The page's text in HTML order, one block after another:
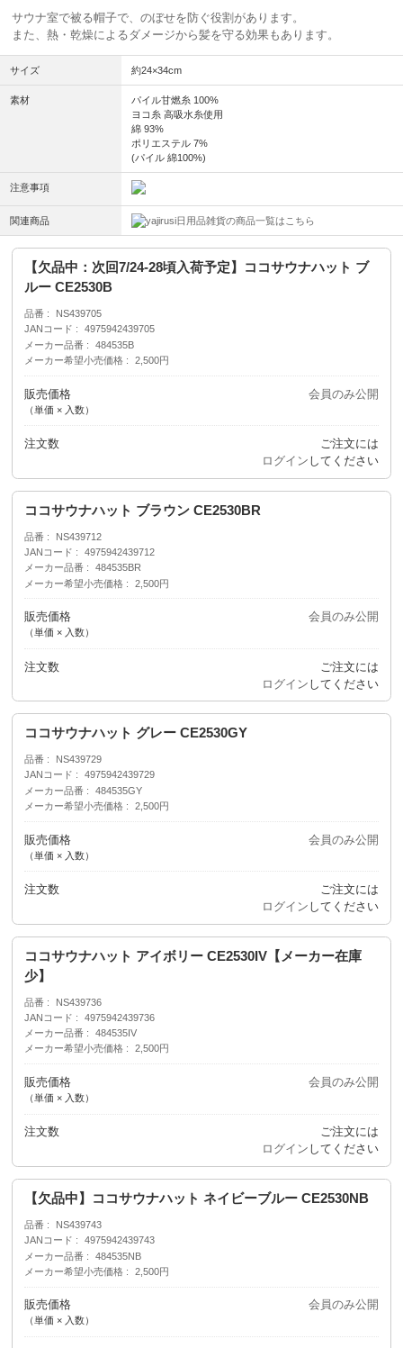
サウナ室で被る帽子で、のぼせを防ぐ役割があります。
また、熱・乾燥によるダメージから髪を守る効果もあります。
サイズ 約24×34cm
素材
パイル甘燃糸 100%
ヨコ糸 高吸水糸使用
綿 93%
ポリエステル 7%
(パイル 綿100%)
注意事項
関連商品 日用品雑貨の商品一覧はこちら
【欠品中：次回7/24-28頃入荷予定】ココサウナハット ブ
ルー CE2530B
品番
NS439705
JANコード
4975942439705
メーカー品番
484535B
メーカー希望小売価格
2,500円
販売価格
（単価 × 入数）
会員のみ公開
注文数
ご注文には
ログイン してください
ココサウナハット ブラウン CE2530BR
品番
NS439712
JANコード
4975942439712
メーカー品番
484535BR
メーカー希望小売価格
2,500円
販売価格
（単価 × 入数）
会員のみ公開
注文数
ご注文には
ログイン してください
ココサウナハット グレー CE2530GY
品番
NS439729
JANコード
4975942439729
メーカー品番
484535GY
メーカー希望小売価格
2,500円
販売価格
（単価 × 入数）
会員のみ公開
注文数
ご注文には
ログイン してください
ココサウナハット アイボリー CE2530IV【メーカー在庫
少】
品番
NS439736
JANコード
4975942439736
メーカー品番
484535IV
メーカー希望小売価格
2,500円
販売価格
（単価 × 入数）
会員のみ公開
注文数
ご注文には
ログイン してください
【欠品中】ココサウナハット ネイビーブルー CE2530NB
品番
NS439743
JANコード
4975942439743
メーカー品番
484535NB
メーカー希望小売価格
2,500円
販売価格
（単価 × 入数）
会員のみ公開